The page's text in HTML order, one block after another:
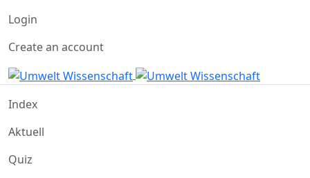
Login
Create an account
Index
Aktuell
Quiz